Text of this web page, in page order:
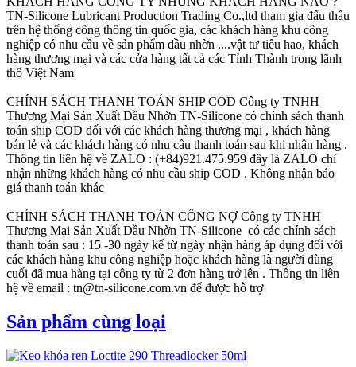
TN-Silicone Lubricant Production Trading Co.,ltd tham gia đấu thầu
trên hệ thống công thông tin quốc gia, các khách hàng khu công
nghiệp có nhu cầu về sản phẩm dầu nhờn ....vật tư tiêu hao, khách
hàng thương mại và các cửa hàng tất cả các Tỉnh Thành trong lãnh
thổ Việt Nam
CHÍNH SÁCH THANH TOÁN SHIP COD Công ty TNHH
Thương Mại Sản Xuất Dầu Nhờn TN-Silicone có chính sách thanh
toán ship COD đối với các khách hàng thương mại , khách hàng
bán lẻ và các khách hàng có nhu cầu thanh toán sau khi nhận hàng .
Thông tin liên hệ về ZALO : (+84)921.475.959 đây là ZALO chỉ
nhận những khách hàng có nhu cầu ship COD . Không nhận báo
giá thanh toán khác
CHÍNH SÁCH THANH TOÁN CÔNG NỢ Công ty TNHH
Thương Mại Sản Xuất Dầu Nhờn TN-Silicone có các chính sách
thanh toán sau : 15 -30 ngày kể từ ngày nhận hàng áp dụng đối với
các khách hàng khu công nghiệp hoặc khách hàng là người dùng
cuối đã mua hàng tại công ty từ 2 đơn hàng trở lên . Thông tin liên
hệ về email : tn@tn-silicone.com.vn để được hỗ trợ
Sản phẩm cùng loại